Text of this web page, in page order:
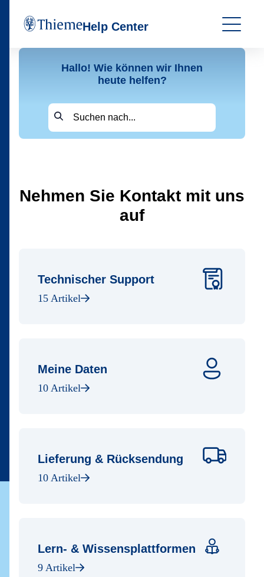
Help Center
Hallo! Wie können wir Ihnen
heute helfen?
Nehmen Sie Kontakt mit uns
auf
Technischer Support
15 Artikel
Meine Daten
10 Artikel
Lieferung & Rücksendung
10 Artikel
Lern- & Wissensplattformen
9 Artikel